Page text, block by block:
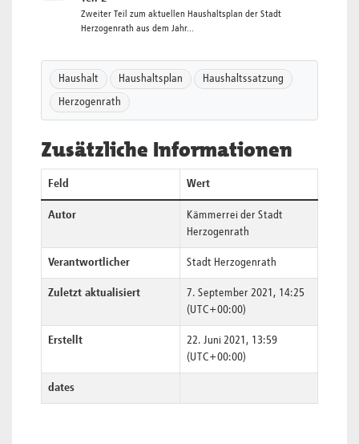
Zweiter Teil zum aktuellen Haushaltsplan der Stadt
Herzogenrath aus dem Jahr...
Haushalt Haushaltsplan Haushaltssatzung
Herzogenrath
Zusätzliche Informationen
Feld Wert
Autor
Kämmerrei der Stadt
Herzogenrath
Verantwortlicher Stadt Herzogenrath
Zuletzt aktualisiert
7. September 2021, 14:25
(UTC+00:00)
Erstellt
22. Juni 2021, 13:59
(UTC+00:00)
dates